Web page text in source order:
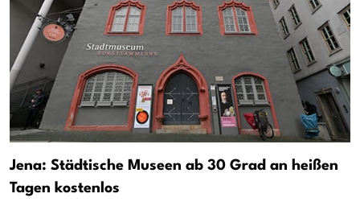
Jena: Städtische Museen ab 30 Grad an heißen
Tagen kostenlos